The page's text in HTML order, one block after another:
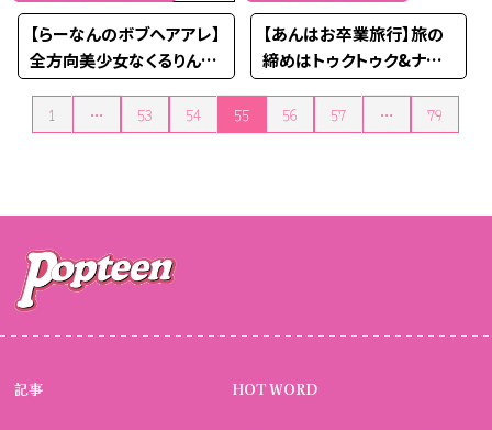
＃谷田ラナ
【らーなんのボブヘアアレ】
全方向美少女なくるりんぱ
アレンジ
＃LJK
【あんはお卒業旅行】旅の
締めはトゥクトゥク&ナイト
マーケットで思い出を撮り
まくる！
投稿のページ送り
1 … 53 54 55 56 57 … 79
記事 HOT WORD